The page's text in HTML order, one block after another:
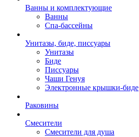
Ванны и комплектующие
Ванны
Спа-бассейны
Унитазы, биде, писсуары
Унитазы
Биде
Писсуары
Чаши Генуя
Электронные крышки-биде
Раковины
Смесители
Смесители для душа